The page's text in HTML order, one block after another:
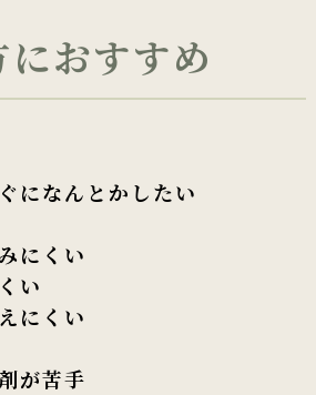
におすすめ
になんとかしたい
にくい
い
にくい
が苦手